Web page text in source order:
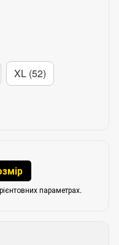
XL (52)
параметрах.